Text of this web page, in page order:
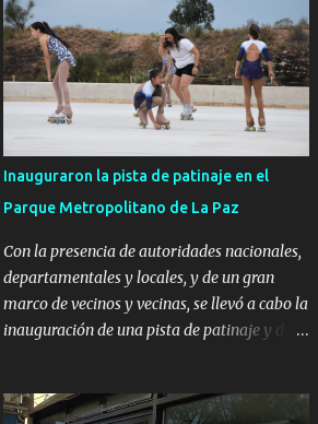
Inauguraron la pista de patinaje en el
Parque Metropolitano de La Paz
Con la presencia de autoridades nacionales,
departamentales y locales, y de un gran
marco de vecinos y vecinas, se llevó a cabo la
inauguración de una pista de patinaje y de
con el apoyo del Fondo + Local que es